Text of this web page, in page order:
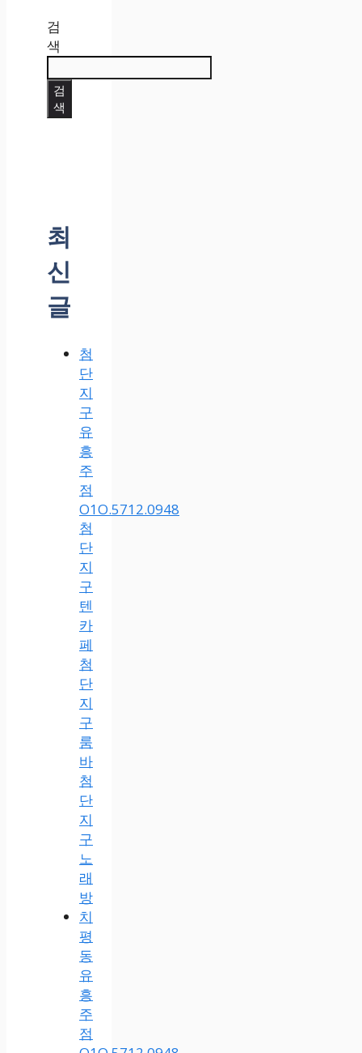
검
색
검
색
최
신
글
첨
단
지
구
유
흥
주
점
O1O.5712.0948
첨
단
지
구
텐
카
페
첨
단
지
구
룸
바
첨
단
지
구
노
래
방
치
평
동
유
흥
주
점